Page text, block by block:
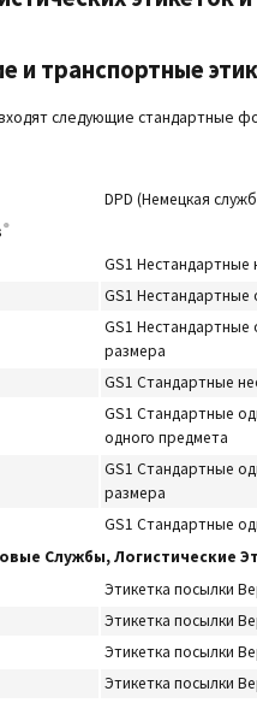
и транспортные
следующие стандартные
DPD (Немецкая
®
GS1 Нестандартные
GS1
GS1 Нестандартные
размера
GS1 Стандартные
GS1 Стандартные
одного предмета
GS1 Стандартные
размера
GS1 Стандартные
Службы, Логистические
Этикетка посылки
Этикетка посылки
Этикетка посылки
Этикетка посылки